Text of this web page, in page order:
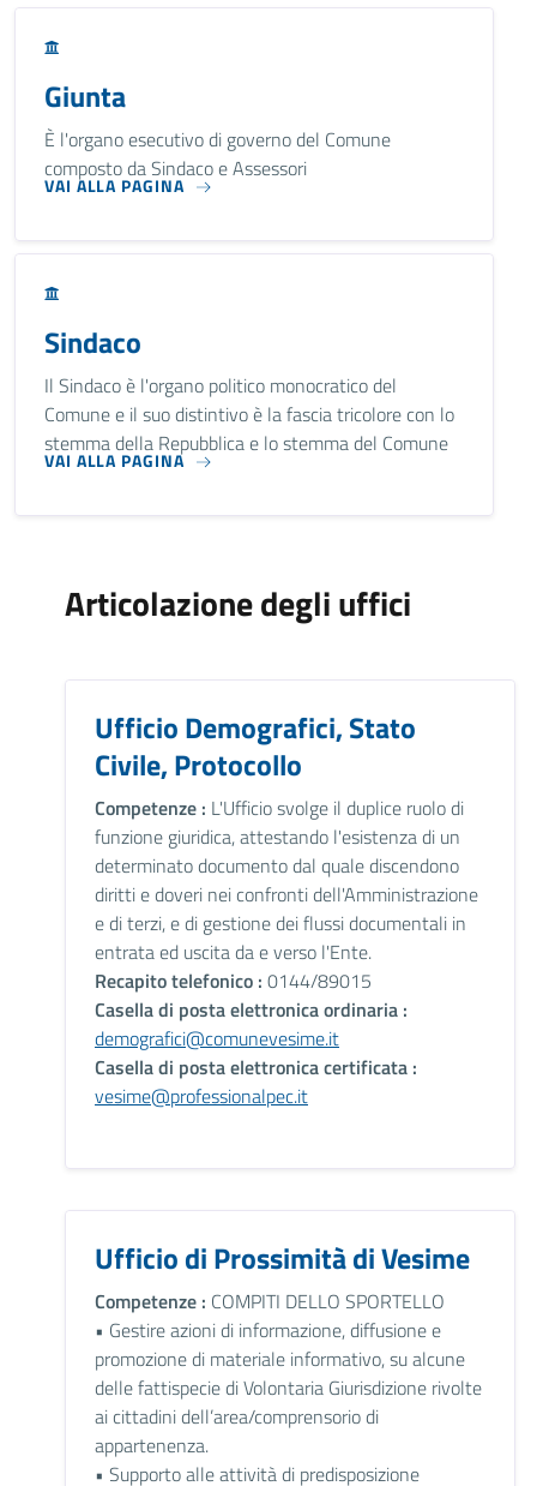
Giunta
È l'organo esecutivo di governo del Comune
composto da Sindaco e Assessori
VAI ALLA PAGINA
Sindaco
Il Sindaco è l'organo politico monocratico del
Comune e il suo distintivo è la fascia tricolore con lo
stemma della Repubblica e lo stemma del Comune
VAI ALLA PAGINA
Articolazione degli uffici
Ufficio Demografici, Stato
Civile, Protocollo
Competenze : L'Ufficio svolge il duplice ruolo di
funzione giuridica, attestando l'esistenza di un
determinato documento dal quale discendono
diritti e doveri nei confronti dell'Amministrazione
e di terzi, e di gestione dei flussi documentali in
entrata ed uscita da e verso l'Ente.
Recapito telefonico : 0144/89015
Casella di posta elettronica ordinaria :
demografici@comunevesime.it
Casella di posta elettronica certificata :
vesime@professionalpec.it
Ufficio di Prossimità di Vesime
Competenze : COMPITI DELLO SPORTELLO
• Gestire azioni di informazione, diffusione e
promozione di materiale informativo, su alcune
delle fattispecie di Volontaria Giurisdizione rivolte
ai cittadini dell’area/comprensorio di
appartenenza.
• Supporto alle attività di predisposizione